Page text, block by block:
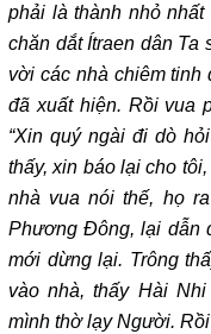
phải là thành nhỏ
chăn dắt Ítraen dân Ta
vời các nhà chiêm tinh
đã xuất hiện. Rồi vua
“Xin quý ngài đi dò
thấy, xin báo lại cho
nhà vua nói thế, họ
Phương Đông, lại dẫn
mới dừng lại. Trông
vào nhà, thấy Hài
mình thờ lạy Người.